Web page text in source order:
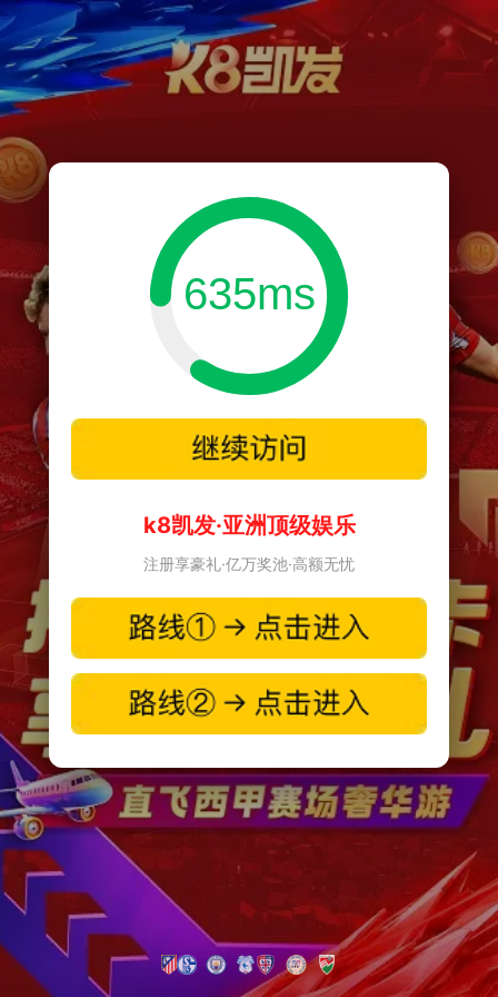
635ms
k8凯发·亚洲顶级娱乐
注册享豪礼·亿万奖池·高额无忧